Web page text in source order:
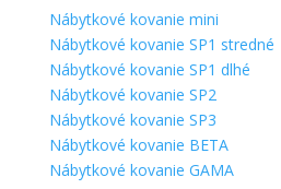
Nábytkové kovanie mini
Nábytkové kovanie SP1 stredné
Nábytkové kovanie SP1 dlhé
Nábytkové kovanie SP2
Nábytkové kovanie SP3
Nábytkové kovanie BETA
Nábytkové kovanie GAMA